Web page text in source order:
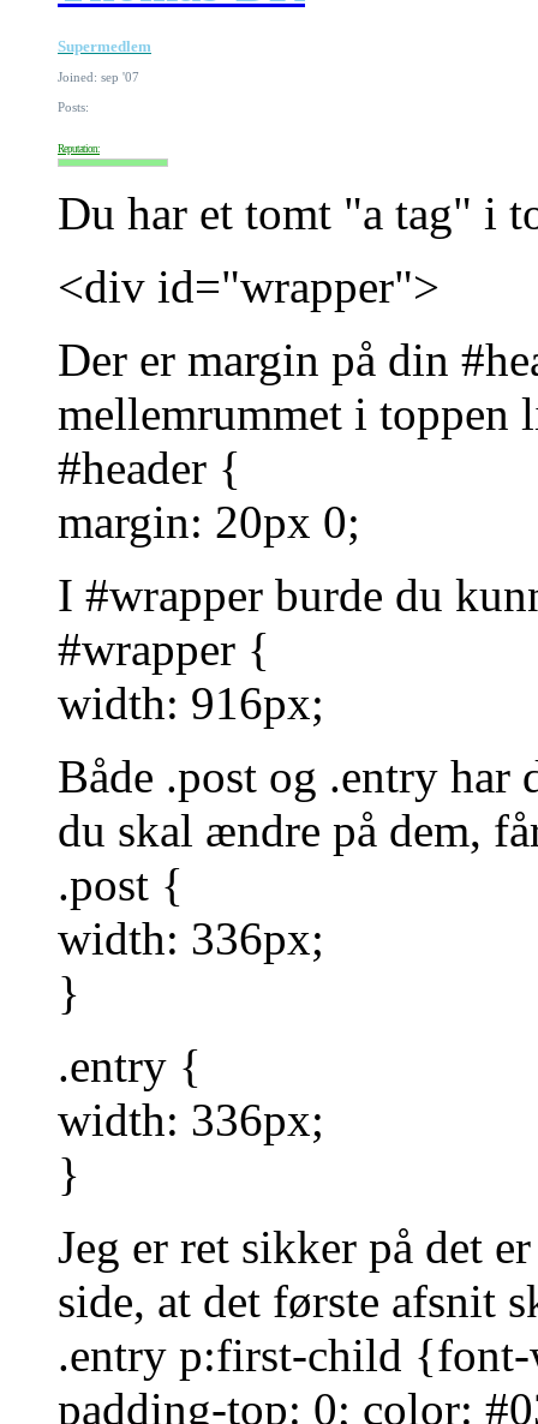
Supermedlem
Joined: sep '07
Posts:
Reputation:
Du har et tomt "a tag" i
<div id="wrapper">
Der er margin på din
mellemrummet i toppen
#header {
margin: 20px 0;
I #wrapper burde du
#wrapper {
width: 916px;
Både .post og .entry
du skal ændre på dem,
.post {
width: 336px;
}
.entry {
width: 336px;
}
Jeg er ret sikker på det
side, at det første afsnit
.entry p:first-child
padding-top: 0; color: